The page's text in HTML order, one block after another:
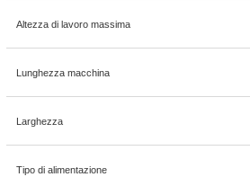
Altezza di lavoro massima
Lunghezza macchina
Larghezza
Tipo di alimentazione